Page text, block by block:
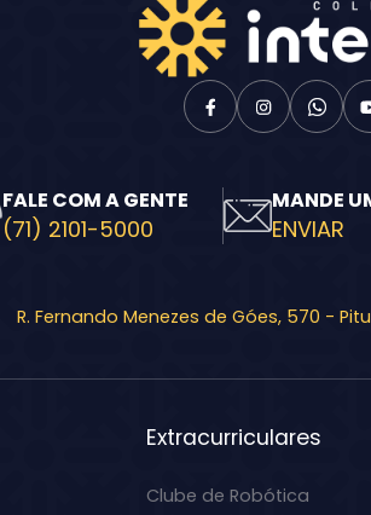
FALE COM A GENTE
(71) 2101-5000
MANDE
ENVIAR
R. Fernando Menezes de Góes, 570 -
Extracurriculares
Clube de Robótica